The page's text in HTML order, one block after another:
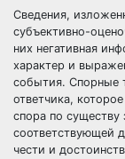
Сведения,
субъективно-
них негативная
характер и
события. Спорные
ответчика,
спора по существу
соответствующей
чести и